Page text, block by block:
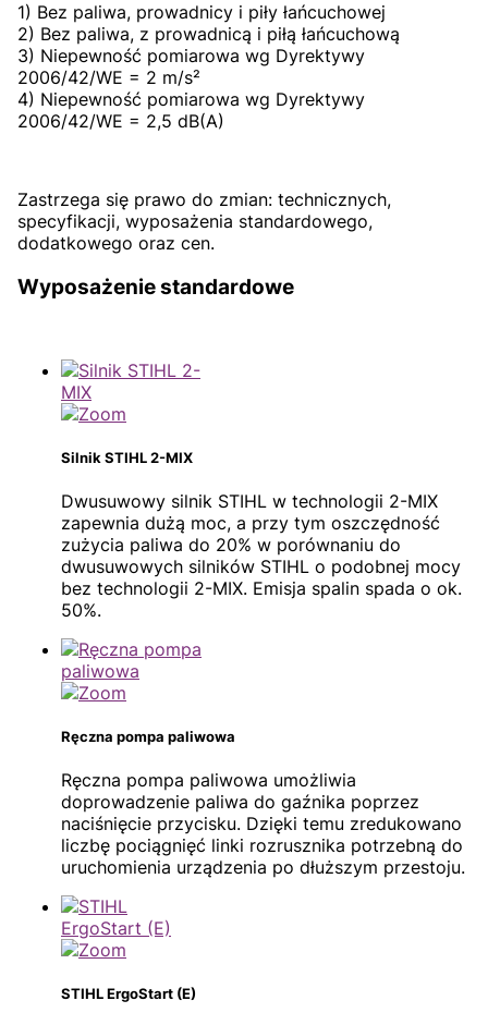
1) Bez paliwa, prowadnicy i piły łańcuchowej
2) Bez paliwa, z prowadnicą i piłą łańcuchową
3) Niepewność pomiarowa wg Dyrektywy
2006/42/WE = 2 m/s²
4) Niepewność pomiarowa wg Dyrektywy
2006/42/WE = 2,5 dB(A)
Zastrzega się prawo do zmian: technicznych,
specyfikacji, wyposażenia standardowego,
dodatkowego oraz cen.
Wyposażenie standardowe
Silnik STIHL 2-MIX
Dwusuwowy silnik STIHL w technologii 2-MIX
zapewnia dużą moc, a przy tym oszczędność
zużycia paliwa do 20% w porównaniu do
dwusuwowych silników STIHL o podobnej mocy
bez technologii 2-MIX. Emisja spalin spada o ok.
50%.
Ręczna pompa paliwowa
Ręczna pompa paliwowa umożliwia
doprowadzenie paliwa do gaźnika poprzez
naciśnięcie przycisku. Dzięki temu zredukowano
liczbę pociągnięć linki rozrusznika potrzebną do
uruchomienia urządzenia po dłuższym przestoju.
STIHL ErgoStart (E)